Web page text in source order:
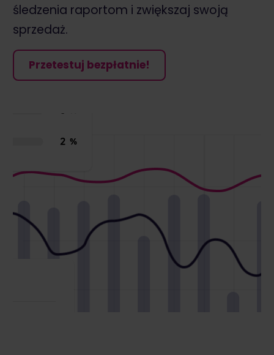
śledzenia raportom i zwiększaj swoją
sprzedaż.
Przetestuj bezpłatnie!